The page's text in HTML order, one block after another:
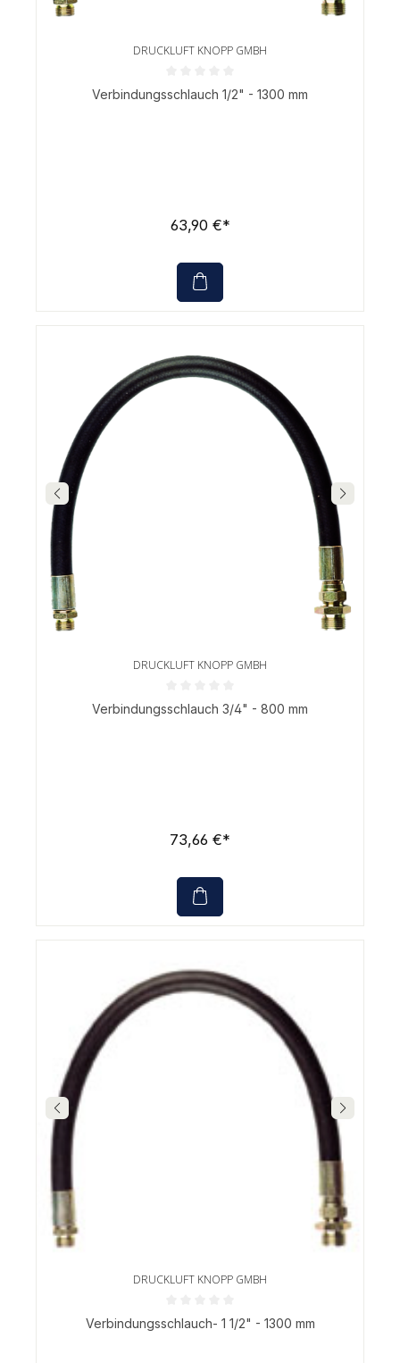
DRUCKLUFT KNOPP GMBH
Durchschnittliche Bewertung von 0 von 5 Sternen
Verbindungsschlauch 1/2" - 1300 mm
63,90 €*
DRUCKLUFT KNOPP GMBH
Durchschnittliche Bewertung von 0 von 5 Sternen
Verbindungsschlauch 3/4" - 800 mm
73,66 €*
DRUCKLUFT KNOPP GMBH
Durchschnittliche Bewertung von 0 von 5 Sternen
Verbindungsschlauch- 1 1/2" - 1300 mm